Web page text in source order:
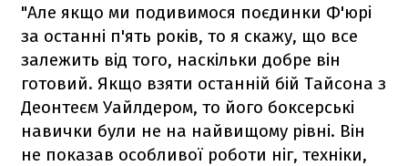
"Але якщо ми подивимося поєдинки Ф'юрі
за останні п'ять років, то я скажу, що все
залежить від того, наскільки добре він
готовий. Якщо взяти останній бій Тайсона з
Деонтеєм Уайлдером, то його боксерські
навички були не на найвищому рівні. Він
не показав особливої роботи ніг, техніки,